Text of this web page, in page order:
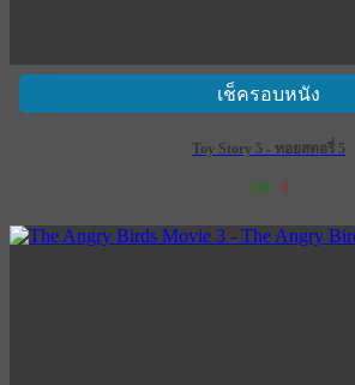
เช็ครอบหนัง
Toy Story 5 - ทอยสตอรี่ 5
230 8